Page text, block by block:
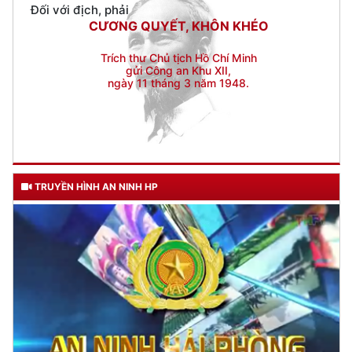
gửi Công an Khu XII,
ngày 11 tháng 3 năm 1948.
TRUYỀN HÌNH AN NINH HP